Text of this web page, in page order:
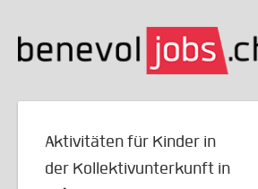
Aktivitäten für Kinder in
der Kollektivunterkunft in